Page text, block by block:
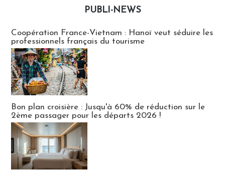
PUBLI-NEWS
Coopération France-Vietnam : Hanoï veut séduire les
professionnels français du tourisme
Bon plan croisière : Jusqu'à 60% de réduction sur le
2ème passager pour les départs 2026 !